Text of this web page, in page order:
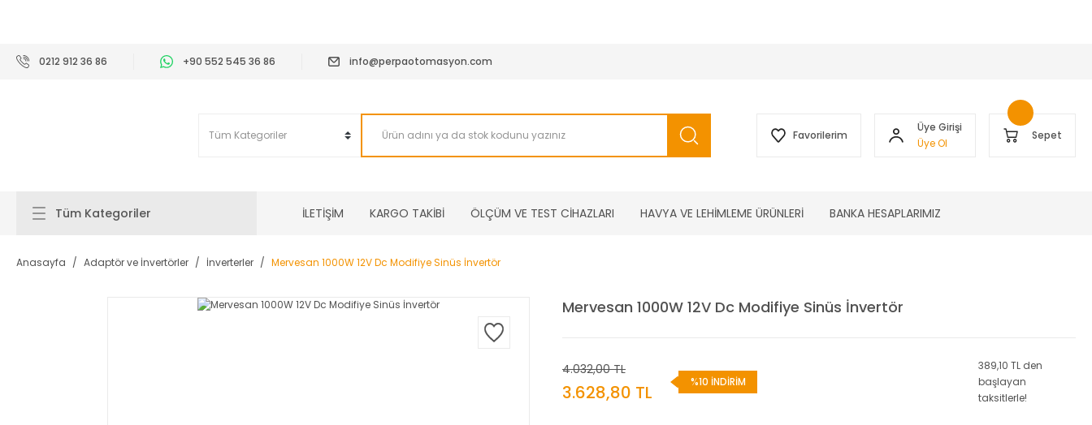
0212 912 36 86 +90 552 545 36 86 info@perpaotomasyon.com
Favorilerim
Üye Girişi
Üye Ol
Sepet
Tüm Kategoriler İLETİŞİM KARGO TAKİBİ ÖLÇÜM VE TEST CİHAZLARI HAVYA VE LEHİMLEME ÜRÜNLERİ BANKA HESAPLARIMIZ
Anasayfa Adaptör ve İnvertörler İnverterler Mervesan 1000W 12V Dc Modifiye Sinüs İnvertör
Mervesan 1000W 12V Dc Modifiye Sinüs İnvertör
4.032,00 TL
3.628,80 TL %10 İNDİRİM
389,10 TL den
başlayan
taksitlerle!